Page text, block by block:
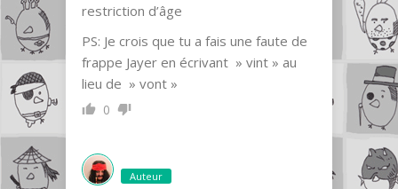
restriction d’âge
PS: Je crois que tu a fais une faute de
frappe Jayer en écrivant » vint » au
lieu de » vont »
0
Auteur